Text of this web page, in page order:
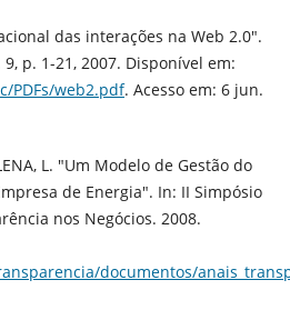
das interações na Web 2.0".
p. 1-21, 2007. Disponível em:
PDFs/web2.pdf. Acesso em: 6 jun.
L. "Um Modelo de Gestão do
de Energia". In: II Simpósio
nos Negócios. 2008.
documentos/